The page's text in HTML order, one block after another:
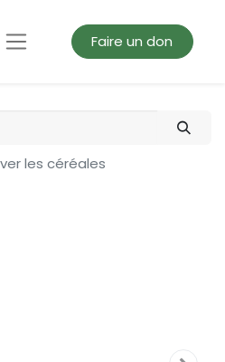
Faire un don
les céréales